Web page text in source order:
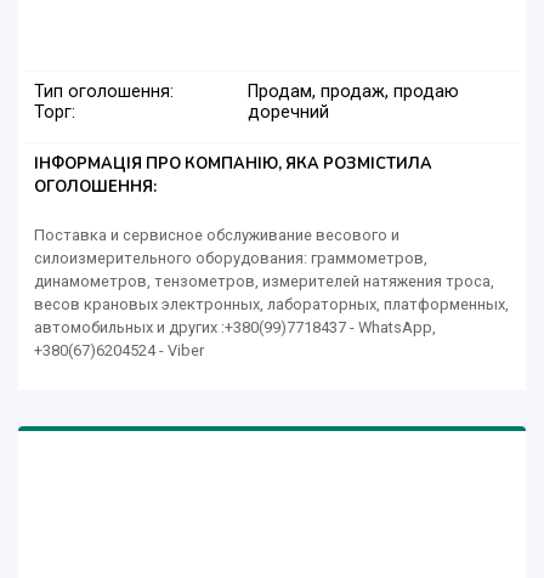
Тип оголошення:
Продам, продаж, продаю
Торг:
доречний
ІНФОРМАЦІЯ ПРО КОМПАНІЮ, ЯКА РОЗМІСТИЛА
ОГОЛОШЕННЯ:
Поставка и сервисное обслуживание весового и
силоизмерительного оборудования: граммометров,
динамометров, тензометров, измерителей натяжения троса,
весов крановых электронных, лабораторных, платформенных,
автомобильных и других :+380(99)7718437 - WhatsApp,
+380(67)6204524 - Viber